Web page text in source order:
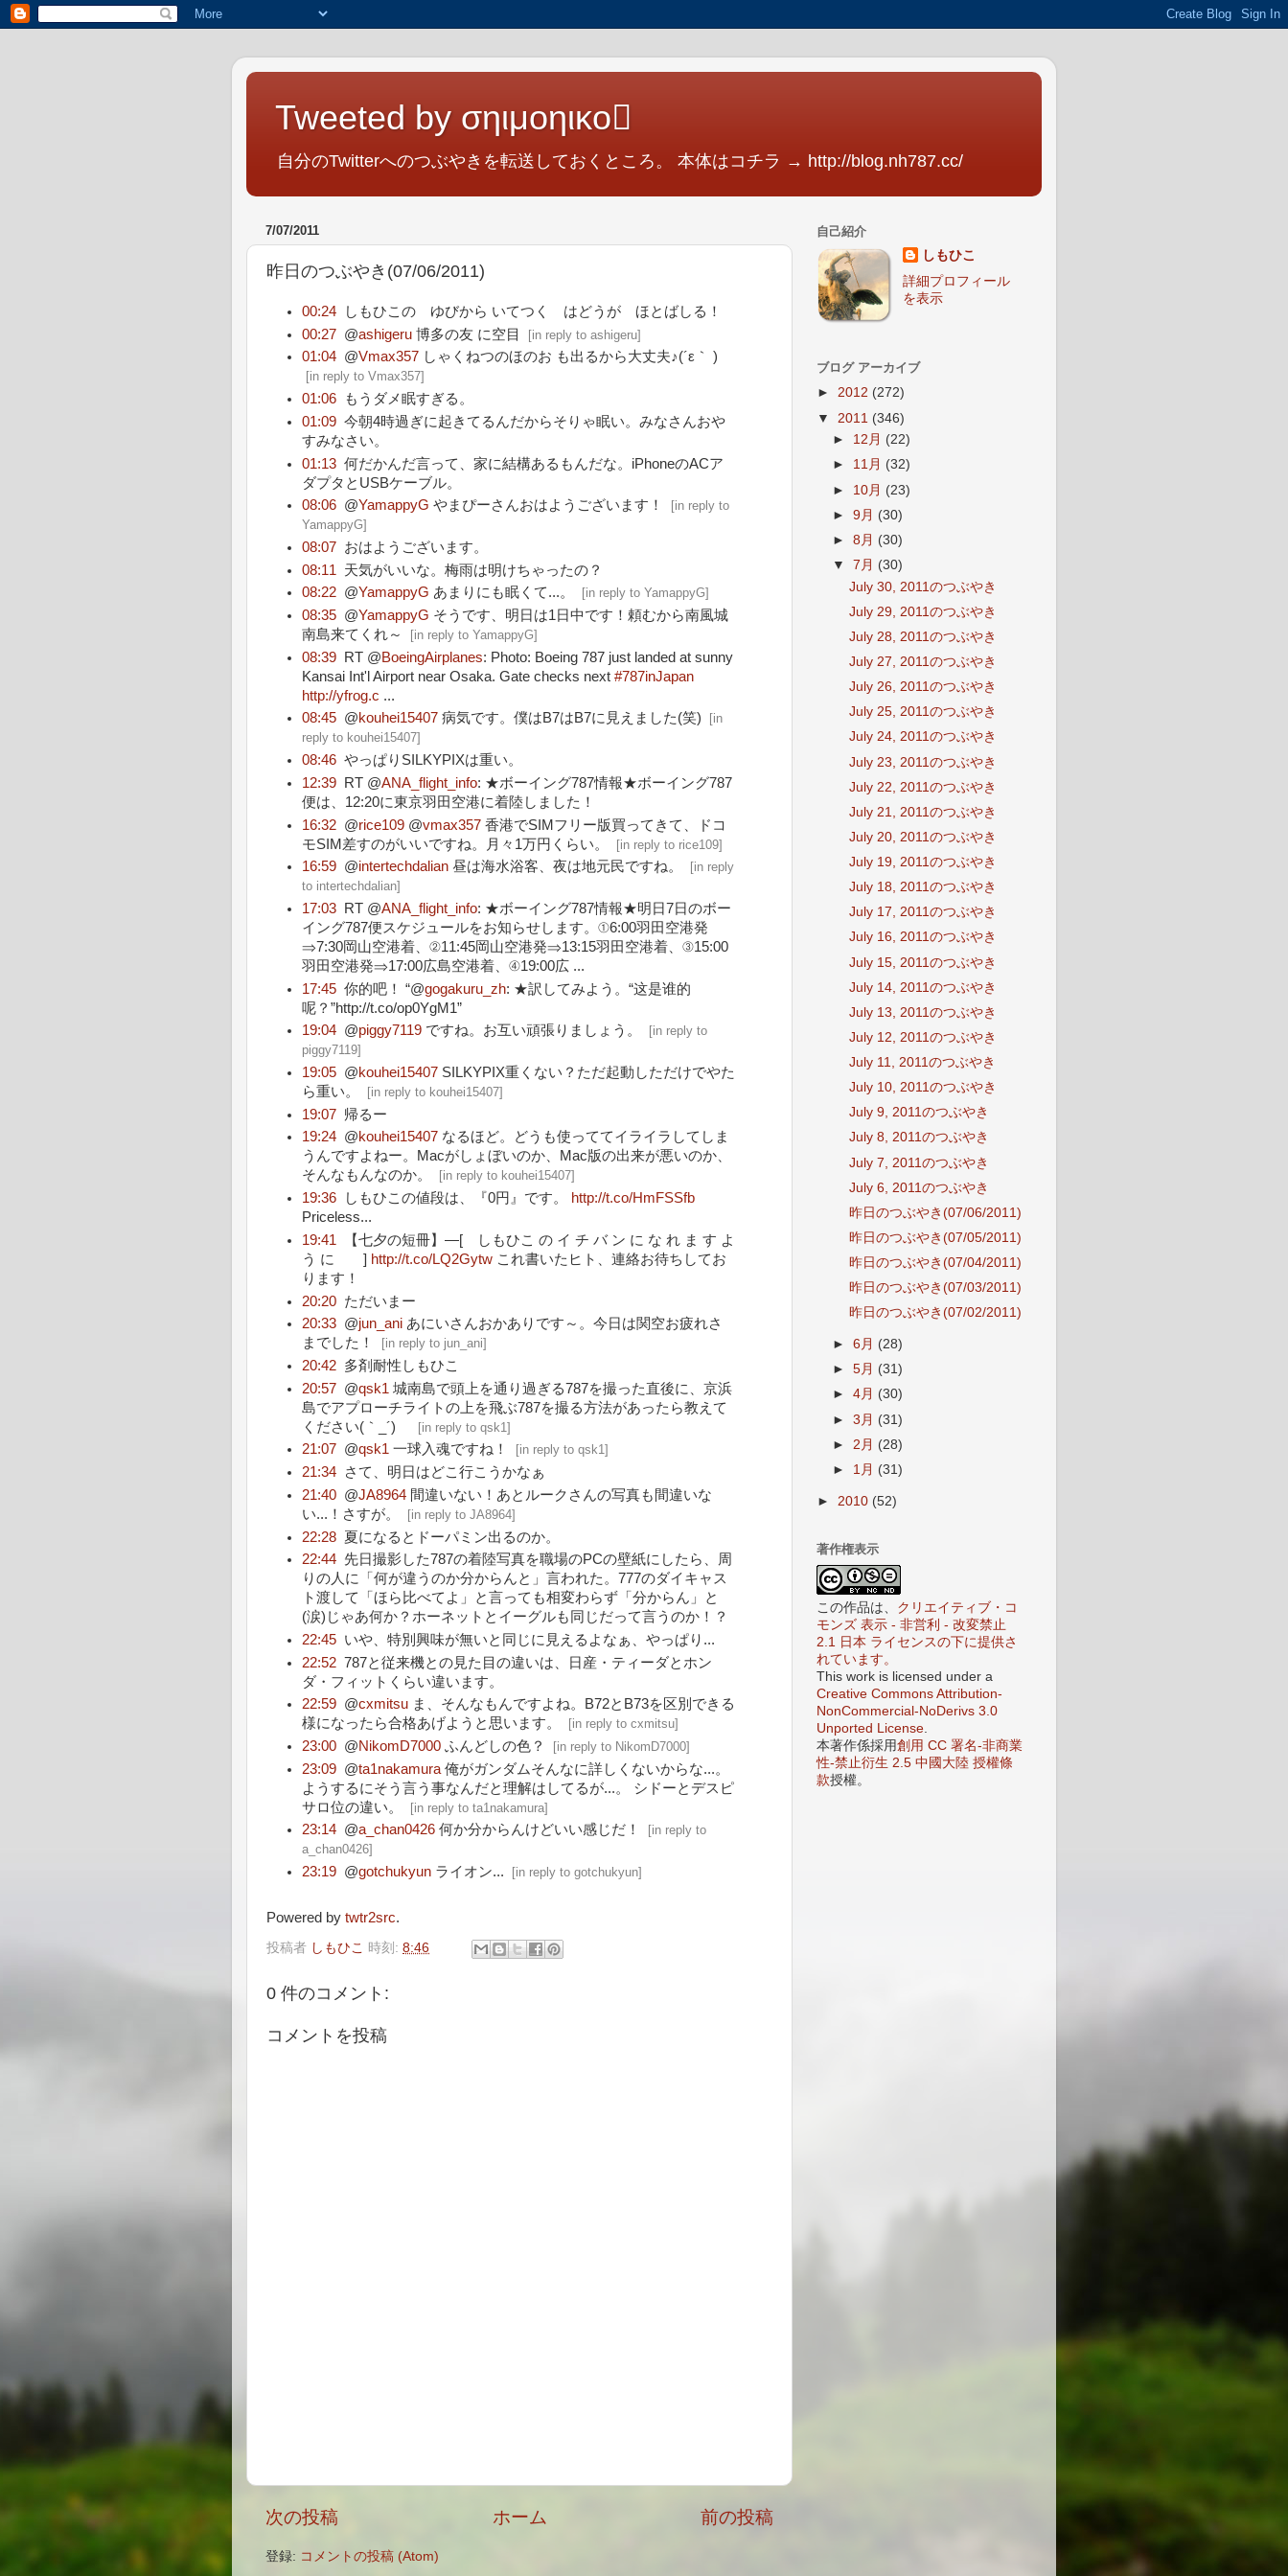
Tweeted by σηιμοηικο
自分のTwitterへのつぶやきを転送しておくところ。 本体はコチラ → http://blog.nh787.cc/
7/07/2011
昨日のつぶやき(07/06/2011)
00:24
しもひこの ゆびから いてつく はどうが ほとばしる！
00:27 @ashigeru 博多の友 に空目 [in reply to ashigeru]
01:04 @Vmax357 しゃくねつのほのお も出るから大丈夫♪(´ε｀ )
[in reply to Vmax357]
01:06
もうダメ眠すぎる。
01:09 今朝4時過ぎに起きてるんだからそりゃ眠い。みなさんおや
すみなさい。
01:13 何だかんだ言って、家に結構あるもんだな。iPhoneのACア
ダプタとUSBケーブル。
08:06 @YamappyG やまぴーさんおはようございます！ [in reply to
YamappyG]
08:07 おはようございます。
08:11
天気がいいな。梅雨は明けちゃったの？
08:22 @YamappyG あまりにも眠くて...。 [in reply to YamappyG]
08:35 @YamappyG そうです、明日は1日中です！頼むから南風城
南島来てくれ～
[in reply to YamappyG]
08:39 RT @BoeingAirplanes: Photo: Boeing 787 just landed at sunny
Kansai Int'l Airport near Osaka. Gate checks next#787inJapan
http://yfrog.c ...
08:45 @kouhei15407 病気です。僕はB7はB7に見えました(笑) [in
reply to kouhei15407]
08:46 やっぱりSILKYPIXは重い。
12:39
RT @ANA_flight_info: ★ボーイング787情報★ボーイング787
便は、12:20に東京羽田空港に着陸しました！
16:32 @rice109 @vmax357 香港でSIMフリー版買ってきて、ドコ
モSIM差すのがいいですね。月々1万円くらい。
[in reply to rice109]
16:59 @intertechdalian 昼は海水浴客、夜は地元民ですね。 [in reply
to intertechdalian]
17:03 RT @ANA_flight_info: ★ボーイング787情報★明日7日のボー
イング787便スケジュールをお知らせします。①6:00羽田空港発
⇒7:30岡山空港着、②11:45岡山空港発⇒13:15羽田空港着、③15:00
羽田空港発⇒17:00広島空港着、④19:00広 ...
17:45 你的吧！ “@gogakuru_zh: ★訳してみよう。“这是谁的
呢？”http://t.co/op0YgM1”
19:04 @piggy7119 ですね。お互い頑張りましょう。 [in reply to
piggy7119]
19:05 @kouhei15407 SILKYPIX重くない？ただ起動しただけでやた
ら重い。
[in reply to kouhei15407]
19:07 帰るー
19:24 @kouhei15407 なるほど。どうも使っててイライラしてしま
うんですよねー。Macがしょぼいのか、Mac版の出来が悪いのか、
そんなもんなのか。
[in reply to kouhei15407]
19:36 しもひこの値段は、『0円』です。
http://t.co/HmFSSfb
Priceless...
19:41
【七夕の短冊】―[ しもひこ の イ チ バ ン に な れ ま す よ
う に ] http://t.co/LQ2Gytw これ書いたヒト、連絡お待ちしてお
ります！
20:20 ただいまー
20:33 @jun_ani あにいさんおかありです～。今日は関空お疲れさ
までした！
[in reply to jun_ani]
20:42 多剤耐性しもひこ
20:57 @qsk1 城南島で頭上を通り過ぎる787を撮った直後に、京浜
島でアプローチライトの上を飛ぶ787を撮る方法があったら教えて
ください(｀_´)ゞ
[in reply to qsk1]
21:07 @qsk1 一球入魂ですね！ [in reply to qsk1]
21:34
さて、明日はどこ行こうかなぁ
21:40 @JA8964 間違いない！あとルークさんの写真も間違いな
い...！さすが。
[in reply to JA8964]
22:28 夏になるとドーパミン出るのか。
22:44 先日撮影した787の着陸写真を職場のPCの壁紙にしたら、周
りの人に「何が違うのか分からんと」言われた。777のダイキャス
ト渡して「ほら比べてよ」と言っても相変わらず「分からん」と
(涙)じゃあ何か？ホーネットとイーグルも同じだって言うのか！？
22:45 いや、特別興味が無いと同じに見えるよなぁ、やっぱり...
22:52 787と従来機との見た目の違いは、日産・ティーダとホン
ダ・フィットくらい違います。
22:59 @cxmitsu ま、そんなもんですよね。B72とB73を区別できる
様になったら合格あげようと思います。
[in reply to cxmitsu]
23:00 @NikomD7000 ふんどしの色？ [in reply to NikomD7000]
23:09 @ta1nakamura 俺がガンダムそんなに詳しくないからな...。
ようするにそう言う事なんだと理解はしてるが...。 シドーとデスピ
サロ位の違い。
[in reply to ta1nakamura]
23:14 @a_chan0426 何か分からんけどいい感じだ！ [in reply to
a_chan0426]
23:19 @gotchukyun ライオン... [in reply to gotchukyun]
Powered by twtr2src.
投稿者 しもひこ 時刻: 8:46
0 件のコメント:
コメントを投稿
次の投稿 前の投稿
ホーム
登録: コメントの投稿 (Atom)
自己紹介
しもひこ
詳細プロフィール
を表示
ブログ アーカイブ
► 2012 (272)
▼ 2011 (346)
► 12月 (22)
► 11月 (32)
► 10月 (23)
►9月 (30)
►8月 (30)
▼7月 (30)
July 30, 2011のつぶやき
July 29, 2011のつぶやき
July 28, 2011のつぶやき
July 27, 2011のつぶやき
July 26, 2011のつぶやき
July 25, 2011のつぶやき
July 24, 2011のつぶやき
July 23, 2011のつぶやき
July 22, 2011のつぶやき
July 21, 2011のつぶやき
July 20, 2011のつぶやき
July 19, 2011のつぶやき
July 18, 2011のつぶやき
July 17, 2011のつぶやき
July 16, 2011のつぶやき
July 15, 2011のつぶやき
July 14, 2011のつぶやき
July 13, 2011のつぶやき
July 12, 2011のつぶやき
July 11, 2011のつぶやき
July 10, 2011のつぶやき
July 9, 2011のつぶやき
July 8, 2011のつぶやき
July 7, 2011のつぶやき
July 6, 2011のつぶやき
昨日のつぶやき(07/06/2011)
昨日のつぶやき(07/05/2011)
昨日のつぶやき(07/04/2011)
昨日のつぶやき(07/03/2011)
昨日のつぶやき(07/02/2011)
►6月 (28)
►5月 (31)
►4月 (30)
►3月 (31)
► 2月 (28)
► 1月 (31)
► 2010 (52)
著作権表示
この作品は、 クリエイティブ・コ
モンズ 表示 - 非営利 - 改変禁止
2.1 日本 ライセンスの下に提供さ
れています。
This work is licensed under a
Creative Commons Attribution-
NonCommercial-NoDerivs 3.0
Unported License
本著作係採用創用 CC 署名-非商業
性-禁止衍生 2.5 中國大陸 授權條
款授權。